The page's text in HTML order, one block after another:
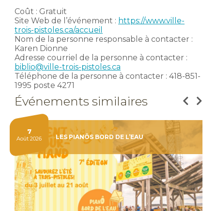
Coût : Gratuit
Site Web de l’événement : https://www.ville-
trois-pistoles.ca/accueil
Nom de la personne responsable à contacter :
Karen Dionne
Adresse courriel de la personne à contacter :
biblio@ville-trois-pistoles.ca
Téléphone de la personne à contacter : 418-851-
1995 poste 4271
Événements similaires
LES PIANÔS BORD DE L’EAU
7
Août 2026